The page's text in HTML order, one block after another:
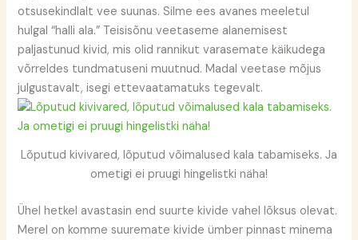
otsusekindlalt vee suunas. Silme ees avanes meeletul
hulgal “halli ala.” Teisisõnu veetaseme alanemisest
paljastunud kivid, mis olid rannikut varasemate käikudega
võrreldes tundmatuseni muutnud. Madal veetase mõjus
julgustavalt, isegi ettevaatamatuks tegevalt.
Lõputud kivivared, lõputud võimalused kala tabamiseks. Ja
ometigi ei pruugi hingelistki näha!
Ühel hetkel avastasin end suurte kivide vahel lõksus olevat.
Merel on komme suuremate kivide ümber pinnast minema